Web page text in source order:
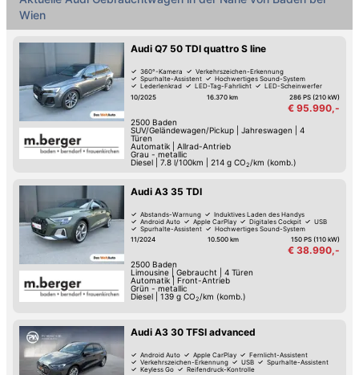
Wien
Audi Q7 50 TDI quattro S line
360°-Kamera
Verkehrszeichen-Erkennung
Spurhalte-Assistent
Hochwertiges Sound-System
Lederlenkrad
LED-Tag-Fahrlicht
LED-Scheinwerfer
Armstütze
10/2025 16.370 km 286 PS (210 kW)
€ 95.990,-
2500 Baden
SUV/Geländewagen/Pickup| Jahreswagen
4
Türen
Automatik| Allrad-Antrieb
Grau - metallic
Diesel
7.8 l/100km 214 g CO2 /km (komb.)
Audi A3 35 TDI
Abstands-Warnung
Induktives Laden des Handys
Android Auto
Apple CarPlay Digitales Cockpit
USB
Spurhalte-Assistent
Hochwertiges Sound-System
11/2024
10.500 km 150 PS (110 kW)
€ 38.990,-
2500 Baden
Limousine| Gebraucht
4 Türen
Automatik| Front-Antrieb
Grün - metallic
Diesel
139 g CO2 /km (komb.)
Audi A3 30 TFSI advanced
Android Auto Apple CarPlay
Fernlicht-Assistent
Verkehrszeichen-Erkennung
USB
Spurhalte-Assistent
Keyless Go
Reifendruck-Kontrolle